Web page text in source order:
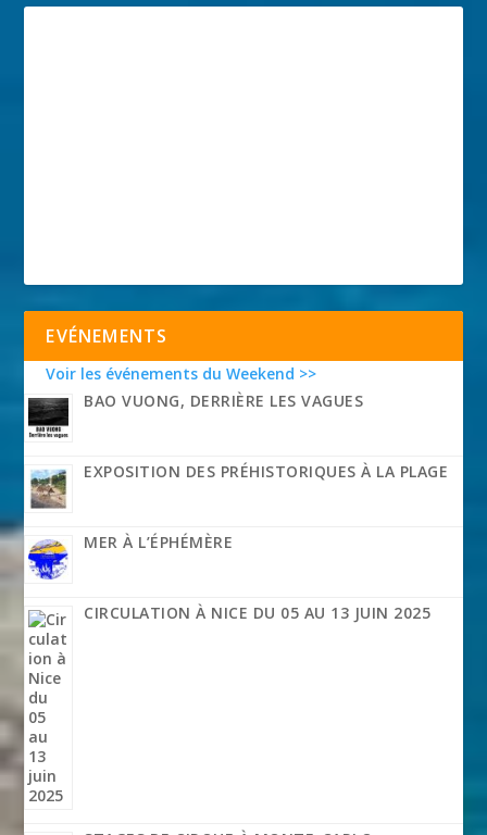
EVÉNEMENTS
Voir les événements du Weekend >>
BAO VUONG, DERRIÈRE LES VAGUES
EXPOSITION DES PRÉHISTORIQUES À LA PLAGE
MER À L’ÉPHÉMÈRE
CIRCULATION À NICE DU 05 AU 13 JUIN 2025